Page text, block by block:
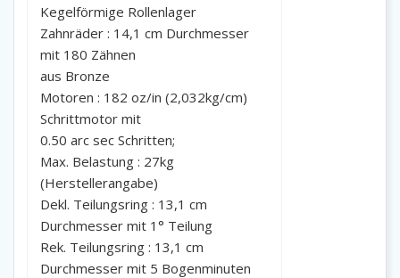
Kegelförmige Rollenlager
Zahnräder : 14,1 cm Durchmesser
mit 180 Zähnen
aus Bronze
Motoren : 182 oz/in (2,032kg/cm)
Schrittmotor mit
0.50 arc sec Schritten;
Max. Belastung : 27kg
(Herstellerangabe)
Dekl. Teilungsring : 13,1 cm
Durchmesser mit 1° Teilung
Rek. Teilungsring : 13,1 cm
Durchmesser mit 5 Bogenminuten